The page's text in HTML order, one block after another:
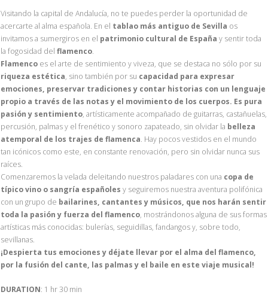
Visitando la capital de Andalucía, no te puedes perder la oportunidad de
acercarte al alma española. En el tablao más antiguo de Sevilla os
invitamos a sumergiros en el patrimonio cultural de España y sentir toda
la fogosidad del flamenco.
Flamenco es el arte de sentimiento y viveza, que se destaca no sólo por su
riqueza estética, sino también por su capacidad para expresar
emociones, preservar tradiciones y contar historias con un lenguaje
propio a través de las notas y el movimiento de los cuerpos. Es pura
pasión y sentimiento, artísticamente acompañado de guitarras, castañuelas,
percusión, palmas y el frenético y sonoro zapateado, sin olvidar la belleza
atemporal de los trajes de flamenca. Hay pocos vestidos en el mundo
tan icónicos como este, en constante renovación, pero sin olvidar nunca sus
raíces.
Comenzaremos la velada deleitando nuestros paladares con una copa de
típico vino o sangría españoles y seguiremos nuestra aventura polifónica
con un grupo de bailarines, cantantes y músicos, que nos harán sentir
toda la pasión y fuerza del flamenco, mostrándonos alguna de sus formas
artísticas más conocidas: bulerías, seguidillas, fandangos y, sobre todo,
sevillanas.
¡Despierta tus emociones y déjate llevar por el alma del flamenco,
por la fusión del cante, las palmas y el baile en este viaje musical!
DURATION: 1 hr 30 min